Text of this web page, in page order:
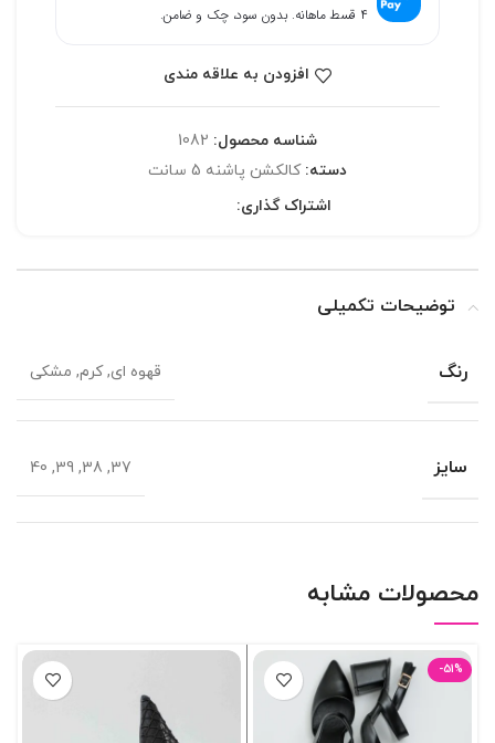
۴ قسط ماهانه. بدون سود، چک و ضامن.
افزودن به علاقه مندی
شناسه محصول: 1082
دسته: کالکشن پاشنه 5 سانت
اشتراک گذاری:
توضیحات تکمیلی
رنگ قهوه ای, کرم, مشکی
سایز 37, 38, 39, 40
محصولات مشابه
-51%